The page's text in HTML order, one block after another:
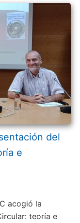
del
e
acogió la
teoría e